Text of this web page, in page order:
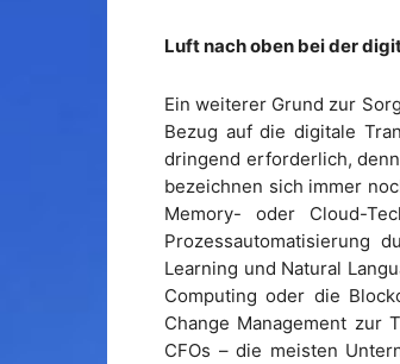
Luft nach oben bei der
Ein weiterer Grund zur
Bezug auf die digitale
dringend erforderlich,
bezeichnen sich immer
Memory- oder Cloud-
Prozessautomatisierung
Learning und Natural
Computing oder die
Change Management zur
CFOs – die meisten